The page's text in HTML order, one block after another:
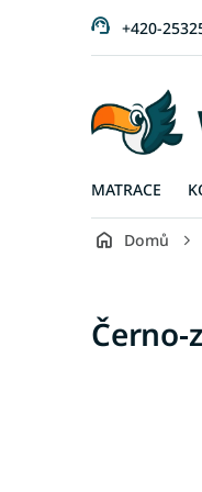
+420-
MATRACE
Domů
Černo-